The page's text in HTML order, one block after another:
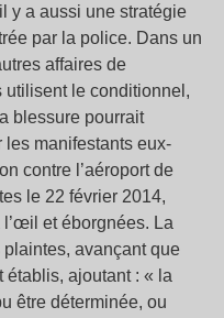
y a aussi une stratégie
par la police. Dans un
affaires de
utilisent le conditionnel,
blessure pourrait
les manifestants eux-
contre l’aéroport de
le 22 février 2014,
et éborgnées. La
avançant que
établis, ajoutant : « la
être déterminée, ou